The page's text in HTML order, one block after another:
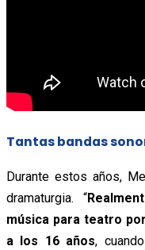
Tantas bandas
Durante estos años,
dramaturgia. “
música para teatro
a los 16 años,